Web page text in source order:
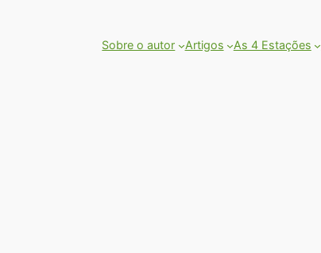
Sobre o autor Artigos As 4 Estações